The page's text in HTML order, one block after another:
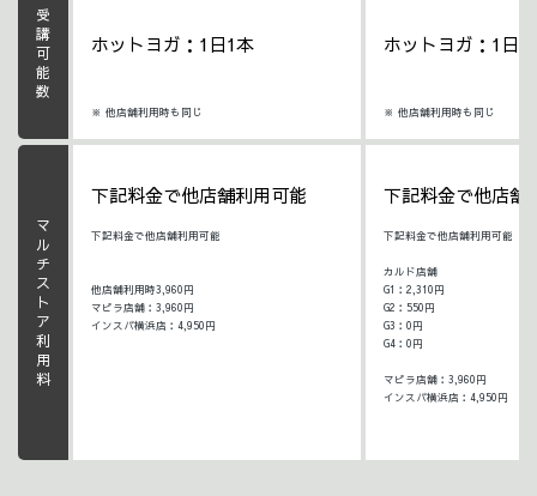
受講可能数 ホットヨガ：1日1本
※ 他店舗利用時も同じ
ホットヨガ：1日1
※ 他店舗利用時も同じ
マルチストア利用料
下記料金で他店舗利用可能
下記料金で他店舗利用可能
他店舗利用時3,960円
マピラ店舗：3,960円
インスパ横浜店：4,950円
下記料金で他店舗
下記料金で他店舗利用可能
カルド店舗
G1：2,310円
G2：550円
G3：0円
G4：0円
マピラ店舗：3,960円
インスパ横浜店：4,950円